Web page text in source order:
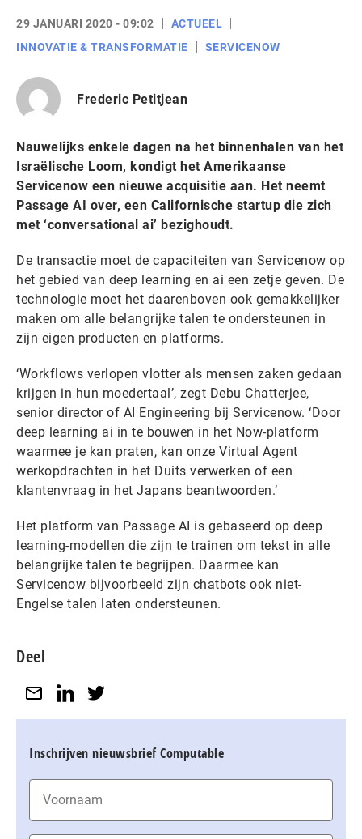
29 JANUARI 2020 - 09:02
ACTUEEL
INNOVATIE & TRANSFORMATIE
SERVICENOW
Frederic Petitjean
Nauwelijks enkele dagen na het binnenhalen van het
Israëlische Loom, kondigt het Amerikaanse
Servicenow een nieuwe acquisitie aan. Het neemt
Passage AI over, een Californische startup die zich
met ‘conversational ai’ bezighoudt.
De transactie moet de capaciteiten van Servicenow op
het gebied van deep learning en ai een zetje geven. De
technologie moet het daarenboven ook gemakkelijker
maken om alle belangrijke talen te ondersteunen in
zijn eigen producten en platforms.
‘Workflows verlopen vlotter als mensen zaken gedaan
krijgen in hun moedertaal’, zegt Debu Chatterjee,
senior director of AI Engineering bij Servicenow. ‘Door
deep learning ai in te bouwen in het Now-platform
waarmee je kan praten, kan onze Virtual Agent
werkopdrachten in het Duits verwerken of een
klantenvraag in het Japans beantwoorden.’
Het platform van Passage AI is gebaseerd op deep
learning-modellen die zijn te trainen om tekst in alle
belangrijke talen te begrijpen. Daarmee kan
Servicenow bijvoorbeeld zijn chatbots ook niet-
Engelse talen laten ondersteunen.
Deel
Inschrijven nieuwsbrief Computable